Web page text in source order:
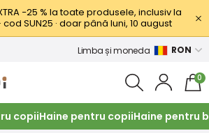
−25 % la toate produsele, inclusiv la
SUN25 · doar până luni, 10 august
Limba și moneda RON
0
copiiHaine pentru copiiHaine pentru